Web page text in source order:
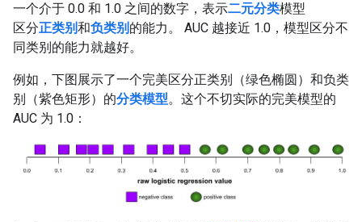
一个介于 0.0 和 1.0 之间的数字，表示二元分类模型
区分正类别和负类别 的能力。 AUC 越接近 1.0，模型区分不
同类别的能力就越好。
例如，下图展示了一个完美区分正类别（绿色椭圆）和负类
别（紫色矩形）的分类模型。这个不切实际的完美模型的
AUC 为 1.0：